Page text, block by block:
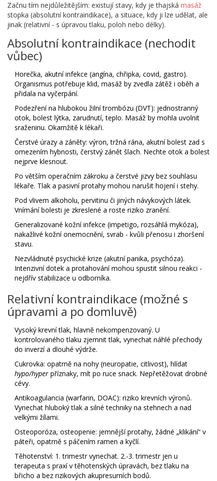
Začnu tím nejdůležitějším: existují stavy, kdy je thajská masáž
stopka (absolutní kontraindikace), a situace, kdy ji lze udělat, ale
jinak (relativní - s úpravou tlaku, poloh nebo délky).
Absolutní kontraindikace (nechodit
vůbec)
Horečka, akutní infekce (angína, chřipka, covid, gastro).
Organismus potřebuje klid, masáž by zvedla zátěž i oběh a
přidala na vyčerpání.
Podezření na hlubokou žilní trombózu (DVT): jednostranný
otok, bolest lýtka, zarudnutí, teplo. Masáž by mohla uvolnit
sraženinu. Okamžitě k lékaři.
Čerstvé úrazy a záněty: výron, tržná rána, akutní bolest zad s
omezením hybnosti, čerstvý zánět šlach. Nechte otok a bolest
nejprve klesnout.
Po větším operačním zákroku a čerstvé jizvy bez souhlasu
lékaře. Tlak a pasivní protahy mohou narušit hojení i stehy.
Pod vlivem alkoholu, pervitinu či jiných návykových látek.
Vnímání bolesti je zkreslené a roste riziko zranění.
Generalizované kožní infekce (impetigo, rozsáhlá mykóza),
nakažlivé kožní onemocnění, svrab - kvůli přenosu i zhoršení
stavu.
Nezvládnuté psychické krize (akutní panika, psychóza).
Intenzivní dotek a protahování mohou spustit silnou reakci -
nejdřív stabilizace u odborníka.
Relativní kontraindikace (možné s
úpravami a po domluvě)
Vysoký krevní tlak, hlavně nekompenzovaný. U
kontrolovaného tlaku zjemnit tlak, vynechat náhlé přechody
do inverzí a dlouhé výdrže.
Cukrovka: opatrně na nohy (neuropatie, citlivost), hlídat
hypo/hyper příznaky, mít po ruce snack. Nepřetěžovat drobné
cévy.
Antikoagulancia (warfarin, DOAC): riziko krevních výronů.
Vynechat hluboký tlak a silné techniky na stehnech a nad
velkými žílami.
Osteoporóza, osteopenie: jemnější protahy, žádné „klikání“ v
páteři, opatrně s páčením ramen a kyčlí.
Těhotenství: 1. trimestr vynechat. 2.-3. trimestr jen u
terapeuta s praxí v těhotenských úpravách, bez tlaku na
břicho a bez rizikových akupresurních bodů.